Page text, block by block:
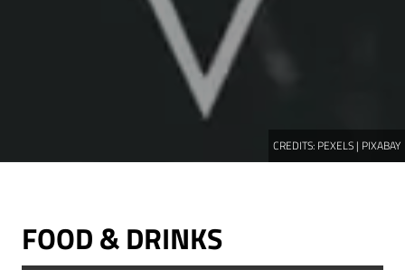
CREDITS: PEXELS | PIXABAY
FOOD & DRINKS